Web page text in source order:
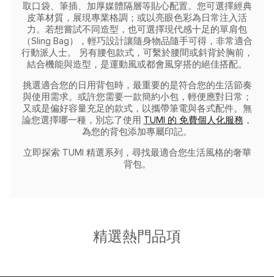
取口袋、筆插、加厚媒體隔層等貼心配置。您可選擇經典
皮革材質，展現專業格調；或以亮眼色彩為日常注入活
力。若想嘗試不同造型，也可選擇現代感十足的單肩包
（Sling Bag），輕巧設計讓隨身物品隨手可得，非常適合
行動派人士。
另有腰包款式，可繫於腰間或斜背於胸前，
結合機能與造型，是運動風或都會風穿搭的絕佳搭配。
挑選適合您的日用背包時，最重要的是符合您的生活節奏
與使用需求。或許您需要一款簡約小包，輕便應對日常；
又或是偏好容量充足的款式，以攜帶筆電與各式配件。無
論您選擇哪一種，別忘了使用
TUMI 的 免費個人化服務 ，
為您的背包添加專屬印記。
立即探索 TUMI 精選系列，尋找最適合您生活風格的奢華
背包。
精選熱門品項